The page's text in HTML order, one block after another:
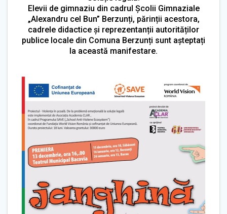
Elevii de gimnaziu din cadrul Școlii Gimnaziale
„Alexandru cel Bun” Berzunți, părinții acestora,
cadrele didactice și reprezentanții autorităților
publice locale din Comuna Berzunți sunt așteptați
la această manifestare.